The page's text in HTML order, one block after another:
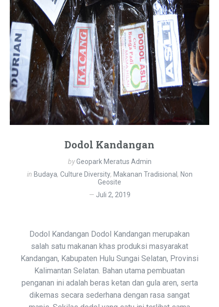
Dodol Kandangan
byGeopark Meratus Admin
in Budaya, Culture Diversity, Makanan Tradisional , Non
Geosite
Juli 2, 2019
Dodol Kandangan Dodol Kandangan merupakan
salah satu makanan khas produksi masyarakat
Kandangan, Kabupaten Hulu Sungai Selatan, Provinsi
Kalimantan Selatan. Bahan utama pembuatan
penganan ini adalah beras ketan dan gula aren, serta
dikemas secara sederhana dengan rasa sangat